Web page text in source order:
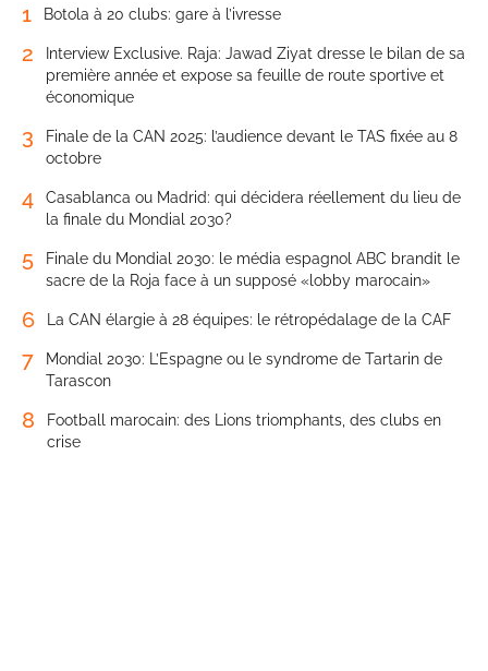
1 Botola à 20 clubs: gare à l’ivresse
2
Interview Exclusive. Raja: Jawad Ziyat dresse le bilan de sa
première année et expose sa feuille de route sportive et
économique
3
Finale de la CAN 2025: l’audience devant le TAS fixée au 8
octobre
4
Casablanca ou Madrid: qui décidera réellement du lieu de
la finale du Mondial 2030?
5
Finale du Mondial 2030: le média espagnol ABC brandit le
sacre de la Roja face à un supposé «lobby marocain»
6 La CAN élargie à 28 équipes: le rétropédalage de la CAF
7
Mondial 2030: L’Espagne ou le syndrome de Tartarin de
Tarascon
8
Football marocain: des Lions triomphants, des clubs en
crise